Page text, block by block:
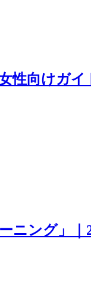
性向けガイ
ニング」｜